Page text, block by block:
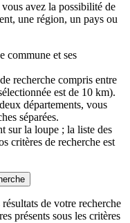
avez la possibilité de
une région, un pays ou
commune et ses
recherche compris entre
est de 10 km).
départements, vous
séparées.
sur la loupe ; la liste des
critères de recherche est
de votre recherche
présents sous les critères